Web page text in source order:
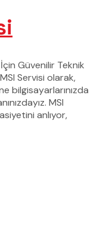
İçin Güvenilir Teknik
Servisi olarak,
bilgisayarlarınızda
MSI
anlıyor,